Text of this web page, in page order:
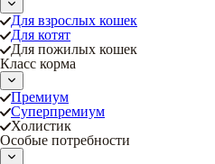
Для взрослых кошек
Для котят
Для пожилых кошек
Класс корма
Премиум
Суперпремиум
Холистик
Особые потребности